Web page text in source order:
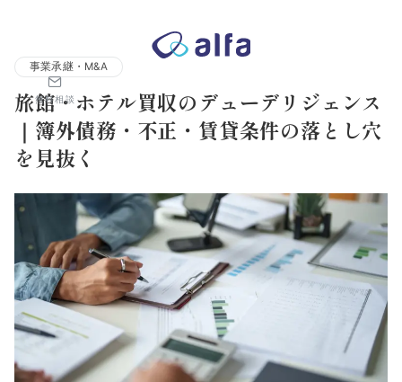
無料相談
株式会社アルファコンサルティング｜ホテル・旅館・観光業の事
事業承継・M&A
旅館・ホテル買収のデューデリジェンス
｜簿外債務・不正・賃貸条件の落とし穴
を見抜く